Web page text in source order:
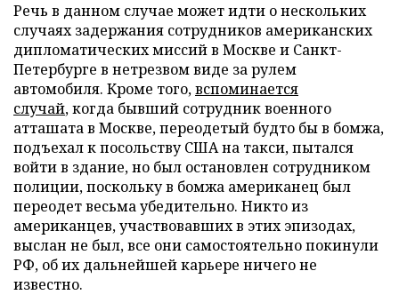
Речь в данном случае может идти о нескольких
случаях задержания сотрудников американских
дипломатических миссий в Москве и Санкт-
Петербурге в нетрезвом виде за рулем
автомобиля. Кроме того,вспоминается
случай, когда бывший сотрудник военного
атташата в Москве, переодетый будто бы в бомжа,
подъехал к посольству США на такси, пытался
войти в здание, но был остановлен сотрудником
полиции, поскольку в бомжа американец был
переодет весьма убедительно. Никто из
американцев, участвовавших в этих эпизодах,
выслан не был, все они самостоятельно покинули
РФ, об их дальнейшей карьере ничего не
известно.